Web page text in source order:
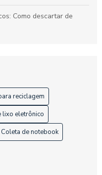
Como descartar de
Como e Onde Descartar
Como e Onde Descartar
Como Funciona
e Seus Benefícios
reciclagem
lixo eletrônico
Coleta de notebook